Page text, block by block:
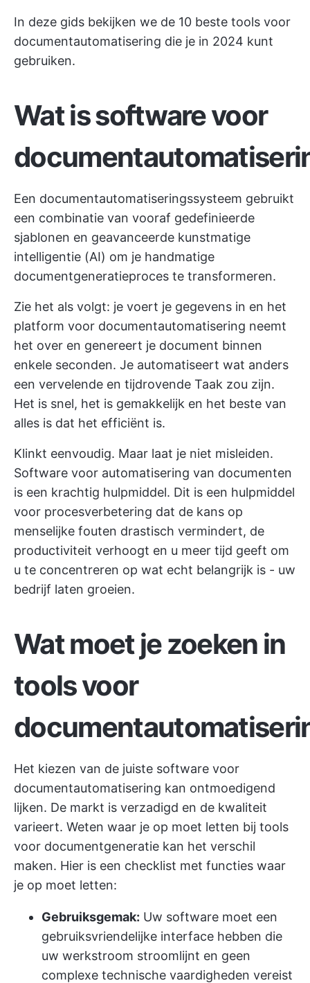
In deze gids bekijken we de 10 beste tools voor
documentautomatisering die je in 2024 kunt
gebruiken.
Wat is software voor
Een documentautomatiseringssysteem gebruikt
een combinatie van vooraf gedefinieerde
sjablonen en geavanceerde kunstmatige
intelligentie (AI) om je handmatige
documentgeneratieproces te transformeren.
Zie het als volgt: je voert je gegevens in en het
platform voor documentautomatisering neemt
het over en genereert je document binnen
enkele seconden. Je automatiseert wat anders
een vervelende en tijdrovende Taak zou zijn.
Het is snel, het is gemakkelijk en het beste van
alles is dat het efficiënt is.
Klinkt eenvoudig. Maar laat je niet misleiden.
Software voor automatisering van documenten
is een krachtig hulpmiddel. Dit is een hulpmiddel
voor procesverbetering dat de kans op
menselijke fouten drastisch vermindert, de
productiviteit verhoogt en u meer tijd geeft om
u te concentreren op wat echt belangrijk is - uw
bedrijf laten groeien.
Wat moet je zoeken in
tools voor
Het kiezen van de juiste software voor
documentautomatisering kan ontmoedigend
lijken. De markt is verzadigd en de kwaliteit
varieert. Weten waar je op moet letten bij tools
voor documentgeneratie kan het verschil
maken. Hier is een checklist met functies waar
je op moet letten:
Gebruiksgemak: Uw software moet een
gebruiksvriendelijke interface hebben die
uw werkstroom stroomlijnt en geen
complexe technische vaardigheden vereist